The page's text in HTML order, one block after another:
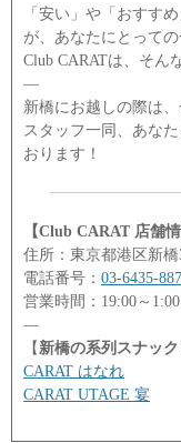
「安い」や「おすす
が、あなたにとって
Club CARATは、そん
―
新橋にお越しの際は
スタッフ一同、あな
おります！
【Club CARAT 店舗情
住所：東京都港区新
電話番号： 03-6435-
営業時間：19:00～
―
【 新橋の系列スナック
CARAT はなれ
CARAT UTAGE 宴